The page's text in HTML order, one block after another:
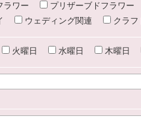
ラワー プリザーブドフラワー
ウェディング関連 クラフ
火曜日 水曜日 木曜日